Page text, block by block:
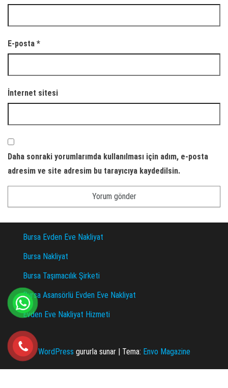
E-posta *
İnternet sitesi
Daha sonraki yorumlarımda kullanılması için adım, e-posta
adresim ve site adresim bu tarayıcıya kaydedilsin.
Bursa Evden Eve Nakliyat
Bursa Nakliyat
Bursa Taşımacılık Şirketi
Bursa Asansörlü Evden Eve Nakliyat
Evden Eve Nakliyat Hizmeti
WordPress gururla sunar | Tema: Envo Magazine